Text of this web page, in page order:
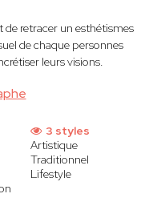
retracer un esthétismes
de chaque personnes
leurs visions.
3 styles
Artistique
Traditionnel
Lifestyle